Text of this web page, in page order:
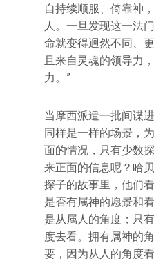
自持续顺服、倚靠神
人。一旦发现这一法
命就变得迥然不同、
且来自灵魂的领导力
力。”
当摩西派遣一批间谍
同样是一样的场景，
面的情况，只有少数
来正面的信息呢？哈
探子的故事里，他们
是否有属神的愿景和
是从属人的角度；只
度去看。拥有属神的
要，因为从人的角度